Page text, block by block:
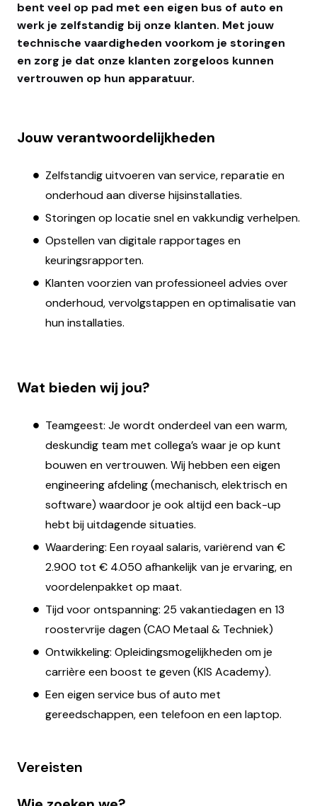
bent veel op pad met een eigen bus of auto en
werk je zelfstandig bij onze klanten. Met jouw
technische vaardigheden voorkom je storingen
en zorg je dat onze klanten zorgeloos kunnen
vertrouwen op hun apparatuur.
Jouw verantwoordelijkheden
Zelfstandig uitvoeren van service, reparatie en
onderhoud aan diverse hijsinstallaties.
Storingen op locatie snel en vakkundig verhelpen.
Opstellen van digitale rapportages en
keuringsrapporten.
Klanten voorzien van professioneel advies over
onderhoud, vervolgstappen en optimalisatie van
hun installaties.
Wat bieden wij jou?
Teamgeest: Je wordt onderdeel van een warm,
deskundig team met collega’s waar je op kunt
bouwen en vertrouwen. Wij hebben een eigen
engineering afdeling (mechanisch, elektrisch en
software) waardoor je ook altijd een back-up
hebt bij uitdagende situaties.
Waardering: Een royaal salaris, variërend van €
2.900 tot € 4.050 afhankelijk van je ervaring, en
voordelenpakket op maat.
Tijd voor ontspanning: 25 vakantiedagen en 13
roostervrije dagen (CAO Metaal & Techniek)
Ontwikkeling: Opleidingsmogelijkheden om je
carrière een boost te geven (KIS Academy).
Een eigen service bus of auto met
gereedschappen, een telefoon en een laptop.
Vereisten